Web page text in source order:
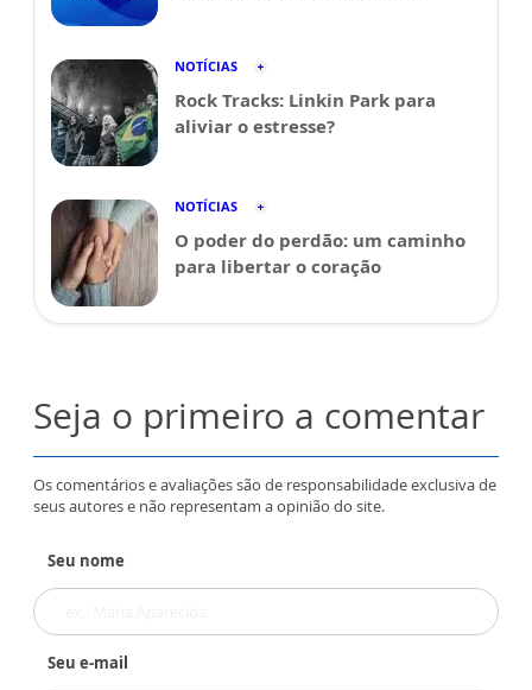
NOTÍCIAS
Rock Tracks: Linkin Park para
aliviar o estresse?
NOTÍCIAS
O poder do perdão: um caminho
para libertar o coração
Seja o primeiro a comentar
Os comentários e avaliações são de responsabilidade exclusiva de
seus autores e não representam a opinião do site.
Seu nome
Seu e-mail